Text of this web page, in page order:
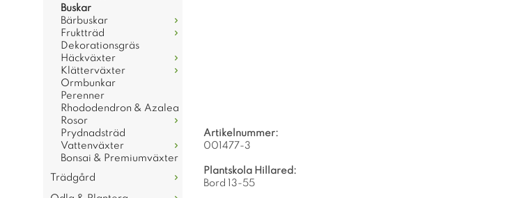
Buskar
Bärbuskar
Fruktträd
Dekorationsgräs
Häckväxter
Klätterväxter
Ormbunkar
Perenner
Rhododendron & Azalea
Rosor
Prydnadsträd
Vattenväxter
Bonsai & Premiumväxter
Trädgård
Artikelnummer:
001477-3
Plantskola Hillared:
Bord 13-55